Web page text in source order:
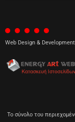
Web Design & Development
Το σύνολο του